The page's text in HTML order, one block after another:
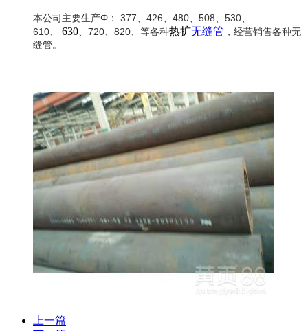
本公司主要生产Φ： 377、426、480、508、530、
610、
630 、720、820、等各种热扩无缝管 ，经营销售各种无
缝管。
上一篇